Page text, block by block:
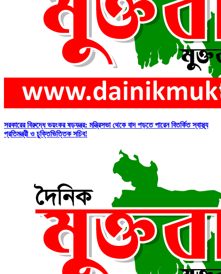
সরকারের বিরুদ্ধে ভয়ংকর ষড়যন্ত্র: মন্ত্রিসভা থেকে বাদ পড়তে পারেন বিতর্কিত স্বাস্থ্য
প্রতিমন্ত্রী ও চুক্তিভিত্তিক সচিব!